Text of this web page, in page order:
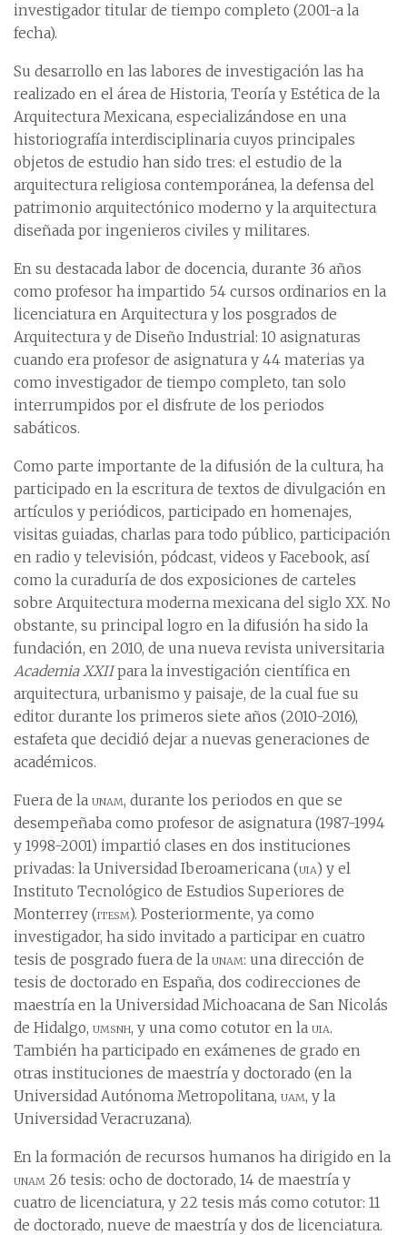
investigador titular de tiempo completo (2001-a la
fecha).
Su desarrollo en las labores de investigación las ha
realizado en el área de Historia, Teoría y Estética de la
Arquitectura Mexicana, especializándose en una
historiografía interdisciplinaria cuyos principales
objetos de estudio han sido tres: el estudio de la
arquitectura religiosa contemporánea, la defensa del
patrimonio arquitectónico moderno y la arquitectura
diseñada por ingenieros civiles y militares.
En su destacada labor de docencia, durante 36 años
como profesor ha impartido 54 cursos ordinarios en la
licenciatura en Arquitectura y los posgrados de
Arquitectura y de Diseño Industrial: 10 asignaturas
cuando era profesor de asignatura y 44 materias ya
como investigador de tiempo completo, tan solo
interrumpidos por el disfrute de los periodos
sabáticos.
Como parte importante de la difusión de la cultura, ha
participado en la escritura de textos de divulgación en
artículos y periódicos, participado en homenajes,
visitas guiadas, charlas para todo público, participación
en radio y televisión, pódcast, videos y Facebook, así
como la curaduría de dos exposiciones de carteles
sobre Arquitectura moderna mexicana del siglo XX. No
obstante, su principal logro en la difusión ha sido la
fundación, en 2010, de una nueva revista universitaria
Academia XXIIpara la investigación científica en
arquitectura, urbanismo y paisaje, de la cual fue su
editor durante los primeros siete años (2010-2016),
estafeta que decidió dejar a nuevas generaciones de
académicos.
Fuera de la unam, durante los periodos en que se
desempeñaba como profesor de asignatura (1987-1994
y 1998-2001) impartió clases en dos instituciones
privadas: la Universidad Iberoamericana (uia) y el
Instituto Tecnológico de Estudios Superiores de
Monterrey (itesm). Posteriormente, ya como
investigador, ha sido invitado a participar en cuatro
tesis de posgrado fuera de la unam: una dirección de
tesis de doctorado en España, dos codirecciones de
maestría en la Universidad Michoacana de San Nicolás
de Hidalgo, umsnh, y una como cotutor en la uia.
También ha participado en exámenes de grado en
otras instituciones de maestría y doctorado (en la
Universidad Autónoma Metropolitana, uam, y la
Universidad Veracruzana).
En la formación de recursos humanos ha dirigido en la
unam 26 tesis: ocho de doctorado, 14 de maestría y
cuatro de licenciatura, y 22 tesis más como cotutor: 11
de doctorado, nueve de maestría y dos de licenciatura.